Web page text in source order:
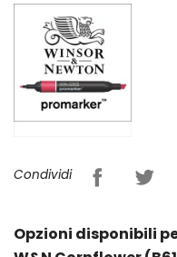
Condividi
Opzioni disponibili